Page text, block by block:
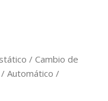
/ Cambio de
Automático /